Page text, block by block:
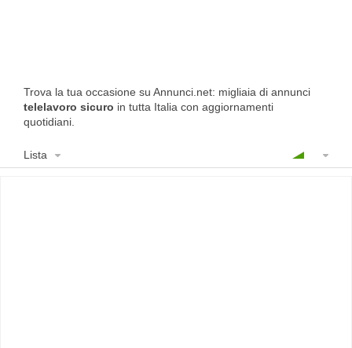
Trova la tua occasione su Annunci.net: migliaia di annunci
telelavoro sicuro in tutta Italia con aggiornamenti
quotidiani.
Lista